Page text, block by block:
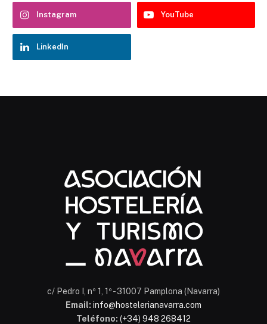
Instagram YouTube
LinkedIn
Chatbot Hostelería Navarra
En línea
c/ Pedro I, nº 1, 1º - 31007 Pamplona (Navarra)
Email: info@hostelerianavarra.com
Teléfono: (+34) 948 268412